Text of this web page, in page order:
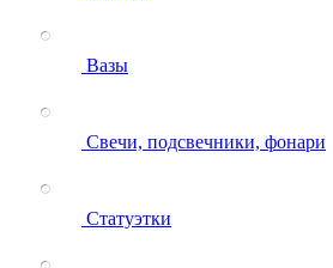
Вазы
Свечи, подсвечники, фонари
Статуэтки